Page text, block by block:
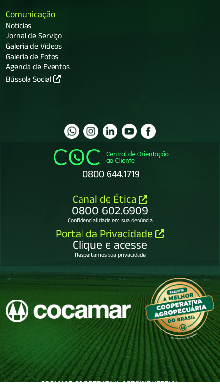
Comunicação
Notícias
Jornal de Serviço
Galeria de Vídeos
Galeria de Fotos
Agenda de Eventos
Bússola Social
0800 644.1719
Canal de Ética
0800 602.6909
Confidencialidade em sua denúncia
Portal da Privacidade
Clique e acesse
Respeitamos sua privacidade
COCAMAR COOPERATIVA AGROINDUSTRIAL